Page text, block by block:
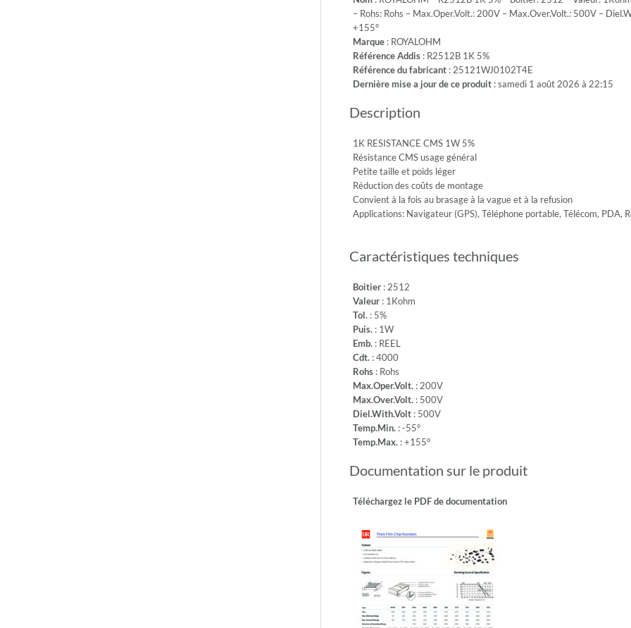
4000
– Rohs: Rohs – Max.Oper.Volt.: 200V – Max.Over.Volt.: 500V –
+155°
Marque : ROYALOHM
Référence Addis : R2512B 1K 5%
Référence du fabricant : 25121WJ0102T4E
Dernière mise a jour de ce produit : samedi 1 août 2026 à 22:15
Description
1K RESISTANCE CMS 1W 5%
Résistance CMS usage général
Petite taille et poids léger
Réduction des coûts de montage
Convient à la fois au brasage à la vague et à la refusion
Applications: Navigateur (GPS), Téléphone portable, Télécom, PDA,
Caractéristiques techniques
Boitier : 2512
Valeur : 1Kohm
Tol. : 5%
Puis. : 1W
Emb. : REEL
Cdt. : 4000
Rohs : Rohs
Max.Oper.Volt. : 200V
Max.Over.Volt. : 500V
Diel.With.Volt : 500V
Temp.Min. : -55°
Temp.Max. : +155°
Documentation sur le produit
Téléchargez le PDF de documentation